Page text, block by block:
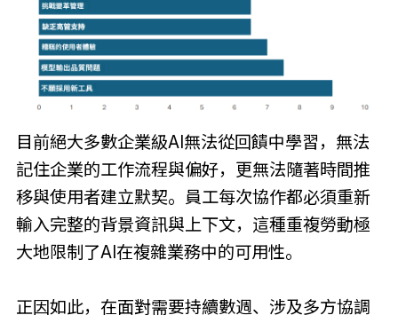
目前絕大多數企業級AI無法從回饋中學習，無法
記住企業的工作流程與偏好，更無法隨著時間推
移與使用者建立默契。員工每次協作都必須重新
輸入完整的背景資訊與上下文，這種重複勞動極
大地限制了AI在複雜業務中的可用性。
正因如此，在面對需要持續數週、涉及多方協調